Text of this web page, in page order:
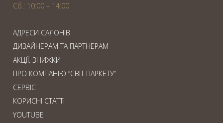
Сб.: 10:00 – 14:00
АДРЕСИ САЛОНІВ
ДИЗАЙНЕРАМ ТА ПАРТНЕРАМ
АКЦІЇ. ЗНИЖКИ
ПРО КОМПАНІЮ “СВІТ ПАРКЕТУ”
СЕРВІС
КОРИСНІ СТАТТІ
YOUTUBE